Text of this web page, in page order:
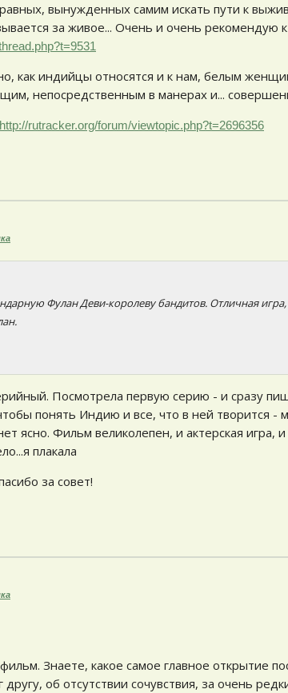
вынужденных самим искать пути к
за живое... Очень и очень рекомендую
как индийцы относятся и к нам, белым
непосредственным в манерах и...
http://rutracker.org/forum/viewtopic.php?t=2696356
Фулан Деви-королеву бандитов. Отличная
Посмотрела первую серию - и сразу
понять Индию и все, что в ней творится -
ясно. Фильм великолепен, и актерская игра,
плакала
за совет!
Знаете, какое самое главное открытие
об отсутствии сочувствия, за очень